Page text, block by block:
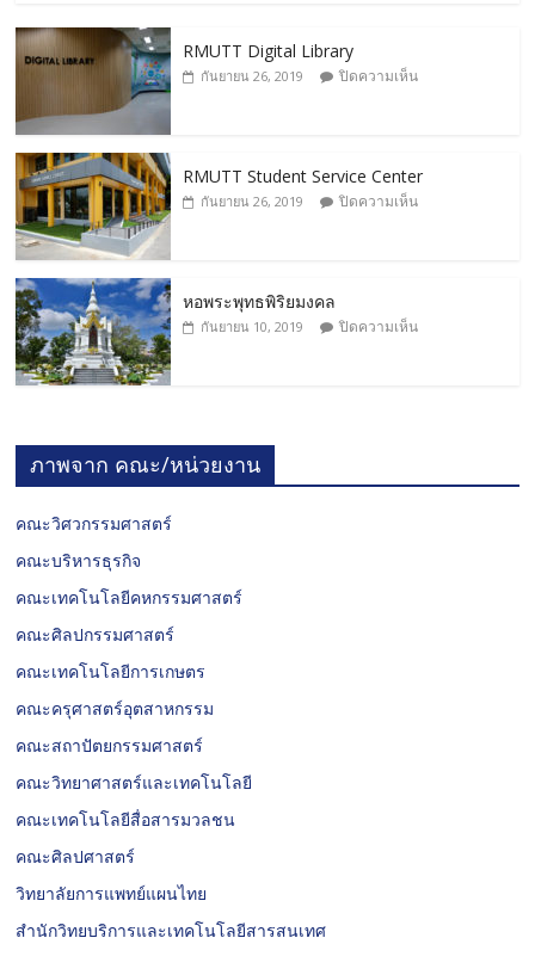
RMUTT Digital Library
กันยายน 26, 2019 ปิดความเห็น
RMUTT Student Service Center
กันยายน 26, 2019 ปิดความเห็น
หอพระพุทธพิริยมงคล
กันยายน 10, 2019 ปิดความเห็น
ภาพจาก คณะ/หน่วยงาน
คณะวิศวกรรมศาสตร์
คณะบริหารธุรกิจ
คณะเทคโนโลยีคหกรรมศาสตร์
คณะศิลปกรรมศาสตร์
คณะเทคโนโลยีการเกษตร
คณะครุศาสตร์อุตสาหกรรม
คณะสถาปัตยกรรมศาสตร์
คณะวิทยาศาสตร์และเทคโนโลยี
คณะเทคโนโลยีสื่อสารมวลชน
คณะศิลปศาสตร์
วิทยาลัยการแพทย์แผนไทย
สำนักวิทยบริการและเทคโนโลยีสารสนเทศ